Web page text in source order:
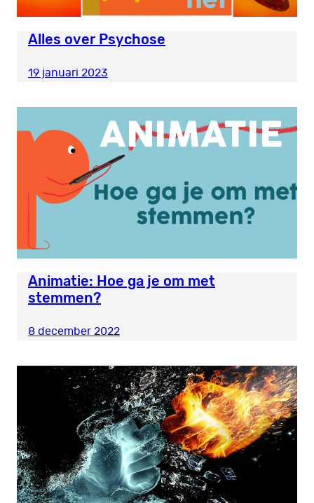
Alles over Psychose
19 januari 2023
Animatie: Hoe ga je om met
stemmen?
8 december 2022